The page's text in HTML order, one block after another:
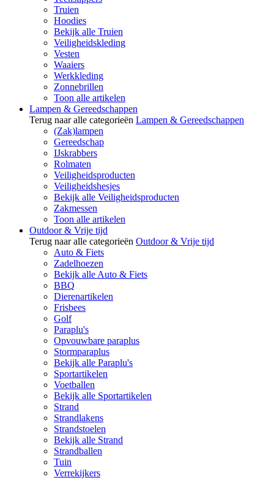
Truien
Hoodies
Bekijk alle Truien
Veiligheidskleding
Vesten
Waaiers
Werkkleding
Zonnebrillen
Toon alle artikelen
Lampen & Gereedschappen
Terug naar alle categorieën Lampen & Gereedschappen
(Zak)lampen
Gereedschap
IJskrabbers
Rolmaten
Veiligheidsproducten
Veiligheidshesjes
Bekijk alle Veiligheidsproducten
Zakmessen
Toon alle artikelen
Outdoor & Vrije tijd
Terug naar alle categorieën Outdoor & Vrije tijd
Auto & Fiets
Zadelhoezen
Bekijk alle Auto & Fiets
BBQ
Dierenartikelen
Frisbees
Golf
Paraplu's
Opvouwbare paraplus
Stormparaplus
Bekijk alle Paraplu's
Sportartikelen
Voetballen
Bekijk alle Sportartikelen
Strand
Strandlakens
Strandstoelen
Bekijk alle Strand
Strandballen
Tuin
Verrekijkers